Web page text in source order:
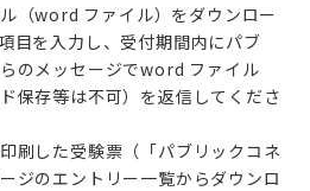
（word ファイル）をダウンロー
目を入力し、受付期間内にパブ
のメッセージでword ファイル
保存等は不可）を返信してくださ
刷した受験票（「パブリックコネ
ジのエントリー一覧からダウンロ